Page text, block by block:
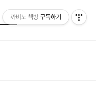
까비노 책방 구독하기